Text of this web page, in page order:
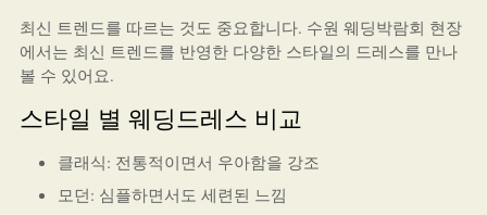
최신 트렌드를 따르는 것도 중요합니다. 수원 웨딩박람회 현장
에서는 최신 트렌드를 반영한 다양한 스타일의 드레스를 만나
볼 수 있어요.
스타일 별 웨딩드레스 비교
클래식: 전통적이면서 우아함을 강조
모던: 심플하면서도 세련된 느낌